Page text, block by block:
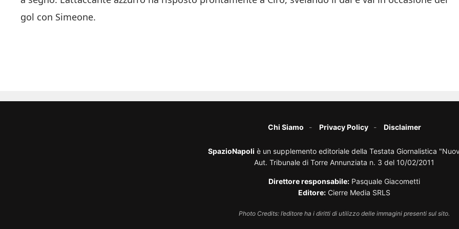
gol con Simeone.
Chi Siamo Privacy Policy Disclaimer
SpazioNapoli è un supplemento editoriale della Testata Giornalistica
Aut. Tribunale di Torre Annunziata n. 3 del 10/02/2011
Direttore responsabile: Pasquale Giacometti
Editore: Cierre Media SRLS
Photo Credits: l’editore ha i diritti di utilizzo delle immagini presenti sul sito.